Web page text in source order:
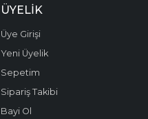
ÜYELIK
Üye Girişi
Yeni Üyelik
Sepetim
Sipariş Takibi
Bayi Ol